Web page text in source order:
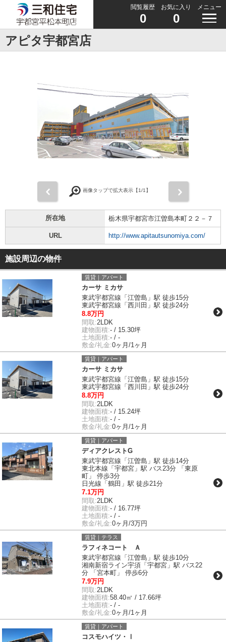
閲覧履歴
0
お気に入り
0
メニュー
アピタ宇都宮店
画像タップで拡大表示【1/1】
所在地 栃木県宇都宮市江曽島本町２２－７
URL http://www.apitautsunomiya.com/
施設周辺の物件
賃貸｜アパート
カーサ ミカサ
東武宇都宮線「江曽島」駅 徒歩15分
東武宇都宮線「西川田」駅 徒歩24分
8.8万円
間取:2LDK
建物面積:- / 15.30坪
土地面積:- / -
敷金/礼金:0ヶ月/1ヶ月
賃貸｜アパート
カーサ ミカサ
東武宇都宮線「江曽島」駅 徒歩15分
東武宇都宮線「西川田」駅 徒歩24分
8.8万円
間取:2LDK
建物面積:- / 15.24坪
土地面積:- / -
敷金/礼金:0ヶ月/1ヶ月
賃貸｜アパート
ディアクレストG
東武宇都宮線「江曽島」駅 徒歩14分
東北本線「宇都宮」駅 バス23分 「東原
町」 停歩3分
日光線「鶴田」駅 徒歩21分
7.1万円
間取:2LDK
建物面積:- / 16.77坪
土地面積:- / -
敷金/礼金:0ヶ月/3万円
賃貸｜テラス
ラフィネコート Ａ
東武宇都宮線「江曽島」駅 徒歩10分
湘南新宿ライン宇須「宇都宮」駅 バス22
分 「宮本町」 停歩6分
7.9万円
間取:2LDK
建物面積:58.40㎡ / 17.66坪
土地面積:- / -
敷金/礼金:0ヶ月/1ヶ月
賃貸｜アパート
コスモハイツ・Ⅰ